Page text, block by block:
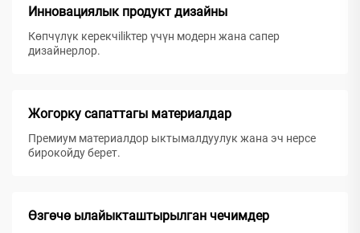
Инновациялык продукт дизайны
Көпчүлүк керекчilikтер үчүн модерн жана сапер
дизайнерлор.
Жогорку сапаттагы материалдар
Премиум материалдор ыктымалдуулук жана эч нерсе
бирокойду берет.
Өзгөчө ылайыкташтырылган чечимдер